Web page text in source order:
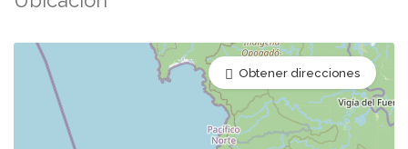
Obtener direcciones